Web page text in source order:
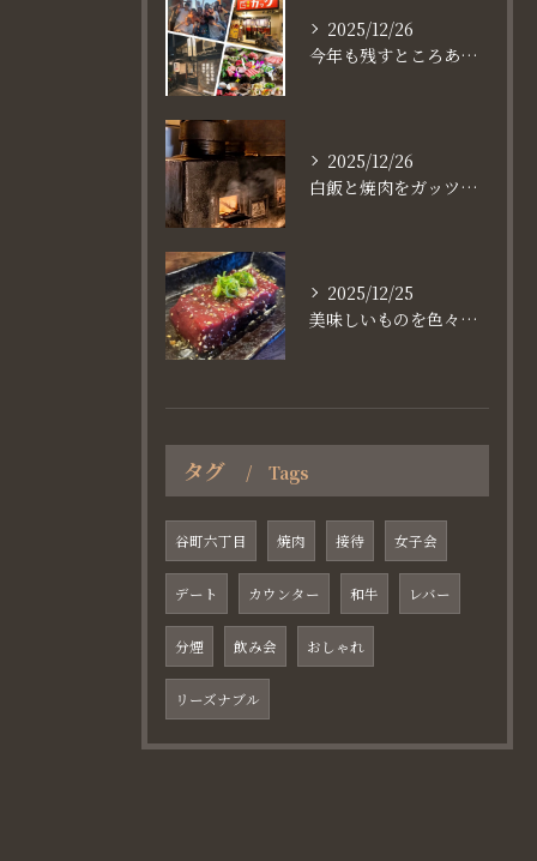
2025/12/26
今年も残すところあと、6日。
2025/12/26
白飯と焼肉をガッツり食べたいなら
2025/12/25
美味しいものを色々楽しめるのが #お店で焼肉
タグ Tags
谷町六丁目 焼肉 接待 女子会
デート カウンター 和牛 レバー
分煙 飲み会 おしゃれ
リーズナブル